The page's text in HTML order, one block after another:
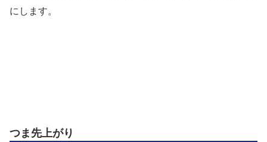
にします。
つま先上がり